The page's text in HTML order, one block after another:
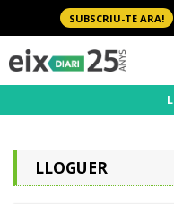
SUBSCRIU-TE ARA!
LLOGUER